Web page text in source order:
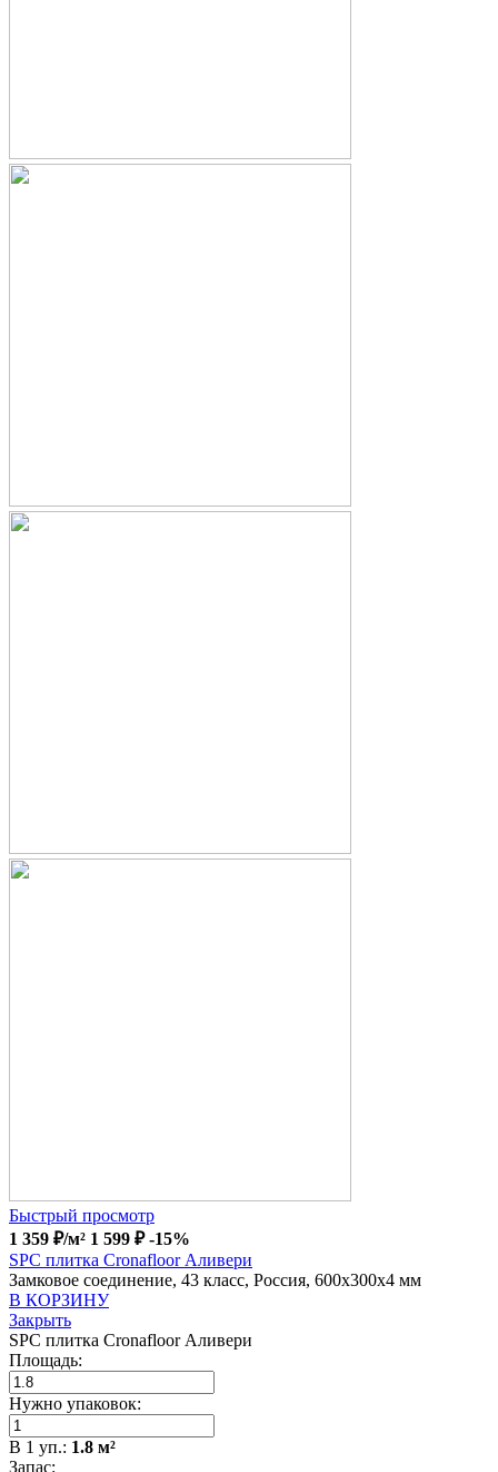
Быстрый просмотр
1 359 ₽/м² 1 599 ₽ -15%
SPC плитка Cronafloor Аливери
Замковое соединение, 43 класс, Россия, 600x300x4 мм
В КОРЗИНУ
Закрыть
SPC плитка Cronafloor Аливери
Площадь:
Нужно упаковок:
В 1 уп.: 1.8 м²
Запас: